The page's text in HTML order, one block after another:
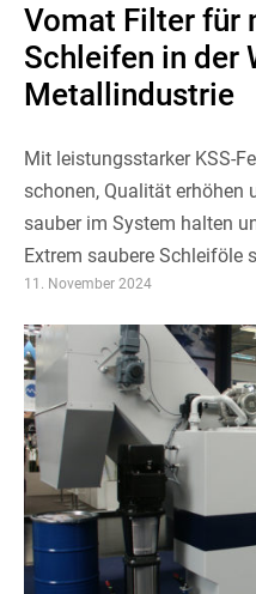
Vomat Filter für
Schleifen in der
Metallindustrie
Mit leistungsstarker KSS-
schonen, Qualität erhöhen
sauber im System halten
Extrem saubere Schleiföle
11. November 2024